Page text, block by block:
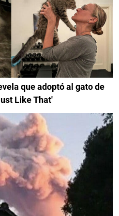
que adoptó al gato de
Like That'